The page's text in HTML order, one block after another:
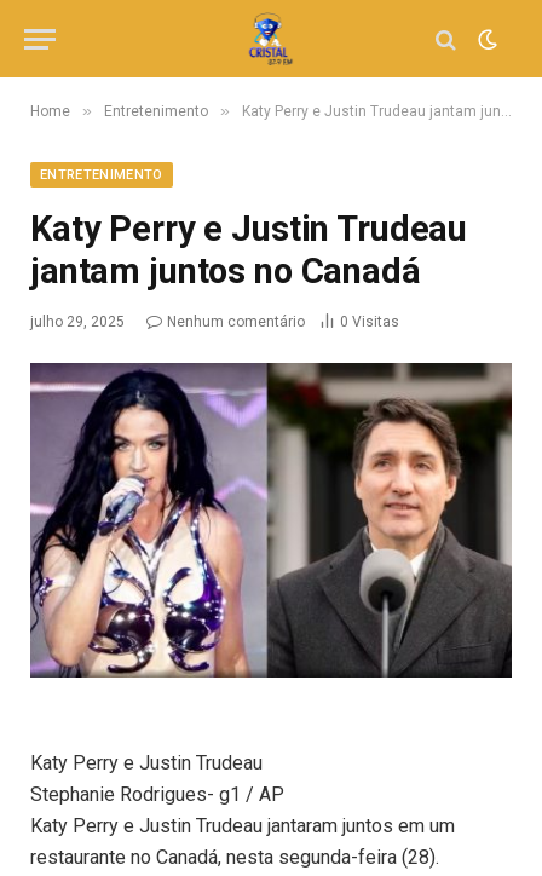
Home » Entretenimento » Katy Perry e Justin Trudeau jantam juntos no Canadá
ENTRETENIMENTO
Katy Perry e Justin Trudeau
jantam juntos no Canadá
julho 29, 2025 Nenhum comentário 0 Visitas
Katy Perry e Justin Trudeau
Stephanie Rodrigues- g1 / AP
Katy Perry e Justin Trudeau jantaram juntos em um
restaurante no Canadá, nesta segunda-feira (28).